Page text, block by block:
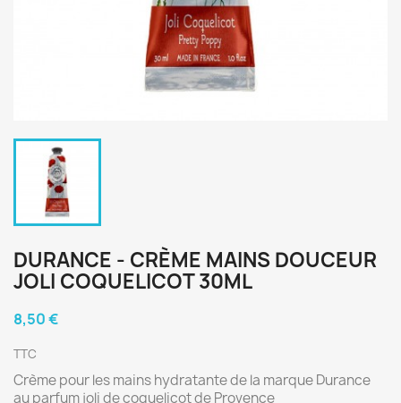
DURANCE - CRÈME MAINS DOUCEUR
JOLI COQUELICOT 30ML
8,50 €
TTC
Crème pour les mains hydratante de la marque Durance
au parfum joli de coquelicot de Provence